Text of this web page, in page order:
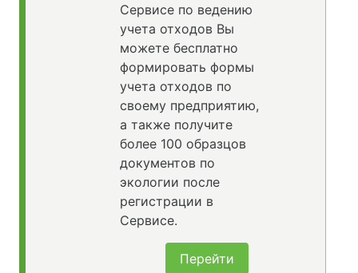
Сервисе по ведению
учета отходов Вы
можете бесплатно
формировать формы
учета отходов по
своему предприятию,
а также получите
более 100 образцов
документов по
экологии после
регистрации в
Сервисе.
Перейти